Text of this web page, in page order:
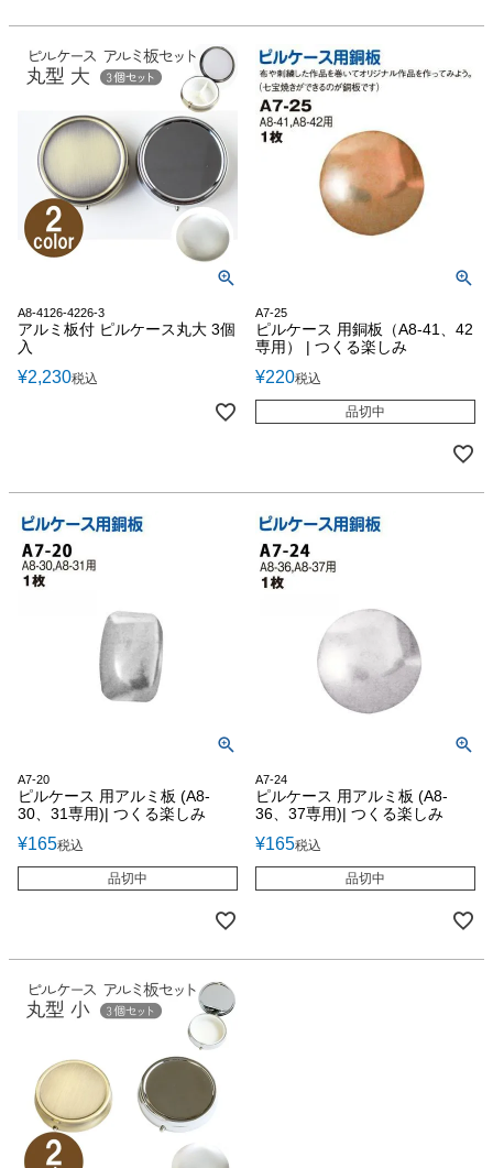
A8-4126-4226-3
アルミ板付 ピルケース丸大 3個
入
¥2,230税込
A7-25
ピルケース 用銅板（A8-41、42
専用） | つくる楽しみ
¥220税込
品切中
A7-20
ピルケース 用アルミ板 (A8-
30、31専用)| つくる楽しみ
¥165税込
品切中
A7-24
ピルケース 用アルミ板 (A8-
36、37専用)| つくる楽しみ
¥165税込
品切中